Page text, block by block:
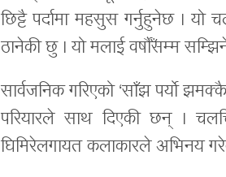
छिट्टै पर्दामा महसुस गर्नुहुनेछ । यो
ठानेकी छु । यो मलाई वर्षौँसम्म
सार्वजनिक गरिएको ‘साँझ पर्यो
परियारले साथ दिएकी छन् ।
घिमिरेलगायत कलाकारले अभिनय